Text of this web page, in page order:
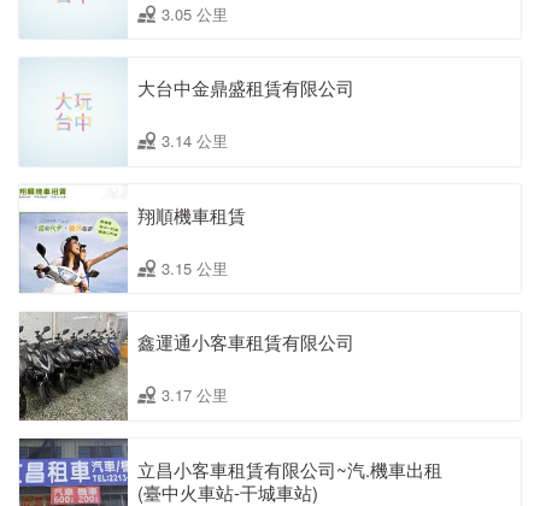
3.05 公里
大台中金鼎盛租賃有限公司
3.14 公里
翔順機車租賃
3.15 公里
鑫運通小客車租賃有限公司
3.17 公里
立昌小客車租賃有限公司~汽.機車出租
(臺中火車站-干城車站)